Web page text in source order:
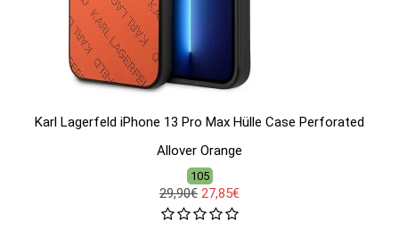
Karl Lagerfeld iPhone 13 Pro Max Hülle Case Perforated
Allover Orange
105
29,90€ 27,85€